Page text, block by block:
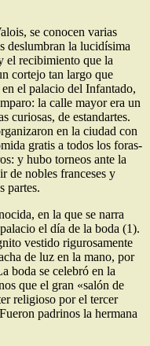
se conocen varias
deslumbran la lu­cidísima
el recibimiento que la
cortejo tan largo que
el palacio del Infantado,
la calle mayor era un
cu­riosas, de estandartes.
en la ciudad con
gratis a todos los foras­
y hubo torneos ante la
de nobles franceses y
partes.
en la que se narra
el día de la boda (1).
vestido rigurosamente
de luz en la mano, por
boda se celebró en la
que el gran «salón de
religioso por el tercer
padrinos la hermana